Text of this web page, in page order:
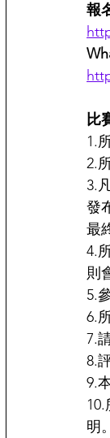
報
比
1.
2.
3.
發
最
4.
則
5.
6.
7.
8.
9.
明。